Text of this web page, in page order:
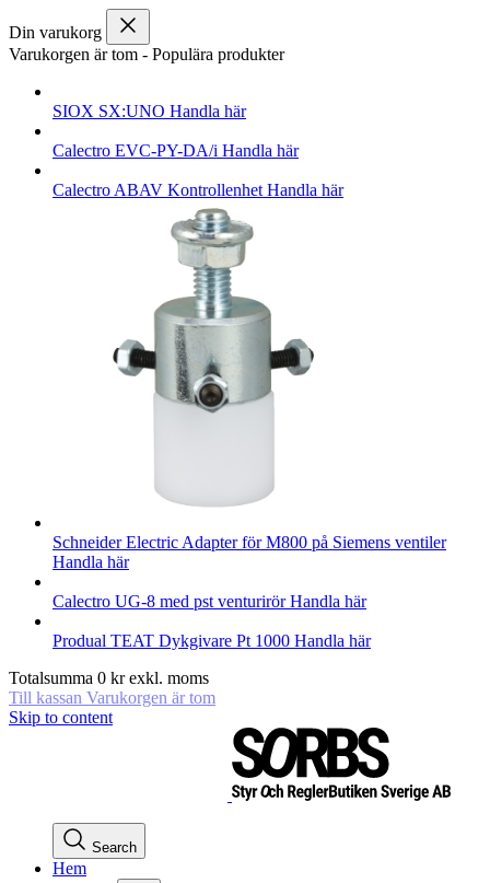
Din varukorg
Varukorgen är tom - Populära produkter
SIOX SX:UNO Handla här
Calectro EVC-PY-DA/i Handla här
Calectro ABAV Kontrollenhet Handla här
Schneider Electric Adapter för M800 på Siemens ventiler
Handla här
Calectro UG-8 med pst venturirörHandla här
Produal TEAT Dykgivare Pt 1000 Handla här
Totalsumma 0 kr exkl. moms
Till kassan Varukorgen är tom
Skip to content
Search
Hem